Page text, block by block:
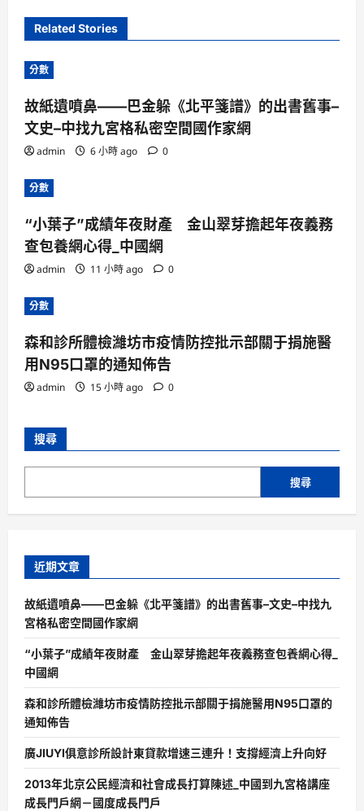
Related Stories
分數
故紙遺噴鼻——巴金躲《北平箋譜》的出書舊事–
文史–中找九宮格私密空間國作家網
admin 6 小時 ago 0
分數
“小葉子”成績年夜財產 金山翠芽擔起年夜義務
查包養網心得_中國網
admin 11 小時 ago 0
分數
森和診所體檢濰坊市疫情防控批示部關于捐施醫
用N95口罩的通知佈告
admin 15 小時 ago 0
搜尋
搜尋
近期文章
故紙遺噴鼻——巴金躲《北平箋譜》的出書舊事–文史–中找九
宮格私密空間國作家網
“小葉子”成績年夜財產 金山翠芽擔起年夜義務查包養網心得_
中國網
森和診所體檢濰坊市疫情防控批示部關于捐施醫用N95口罩的
通知佈告
廣JIUYI俱意診所設計東貸款增速三連升！支撐經濟上升向好
2013年北京公民經濟和社會成長打算陳述_中國到九宮格講座
成長門戶網－國度成長門戶